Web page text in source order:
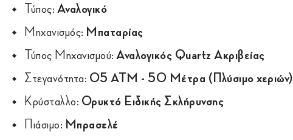
Τύπος: Αναλογικό
Μηχανισμός: Μπαταρίας
Τύπος Μηχανισμού: Αναλογικός Quartz Ακριβείας
Στεγανότητα: 05 ATM - 50 Μέτρα (Πλύσιμο χεριών)
Κρύσταλλο: Ορυκτό Ειδικής Σκλήρυνσης
Πιάσιμο: Μπρασελέ